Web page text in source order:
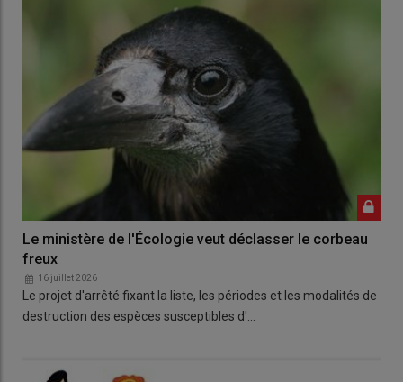
Le ministère de l'Écologie veut déclasser le corbeau
freux
16 juillet 2026
Le projet d'arrêté fixant la liste, les périodes et les modalités de
destruction des espèces susceptibles d'…